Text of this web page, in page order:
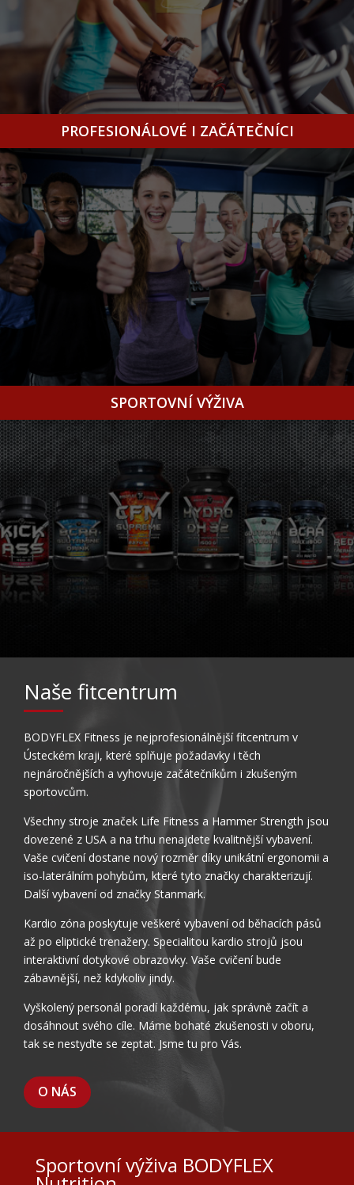
PROFESIONÁLOVÉ I ZAČÁTEČNÍCI
SPORTOVNÍ VÝŽIVA
Naše fitcentrum
BODYFLEX Fitness je nejprofesionálnější fitcentrum v
Ústeckém kraji, které splňuje požadavky i těch
nejnáročnějších a vyhovuje začátečníkům i zkušeným
sportovcům.
Všechny stroje značek Life Fitness a Hammer Strength jsou
dovezené z USA a na trhu nenajdete kvalitnější vybavení.
Vaše cvičení dostane nový rozměr díky unikátní ergonomii a
iso-laterálním pohybům, které tyto značky charakterizují.
Další vybavení od značky Stanmark.
Kardio zóna poskytuje veškeré vybavení od běhacích pásů
až po eliptické trenažery. Specialitou kardio strojů jsou
interaktivní dotykové obrazovky. Vaše cvičení bude
zábavnější, než kdykoliv jindy.
Vyškolený personál poradí každému, jak správně začít a
dosáhnout svého cíle. Máme bohaté zkušenosti v oboru,
tak se nestyďte se zeptat. Jsme tu pro Vás.
O NÁS
Sportovní výživa BODYFLEX